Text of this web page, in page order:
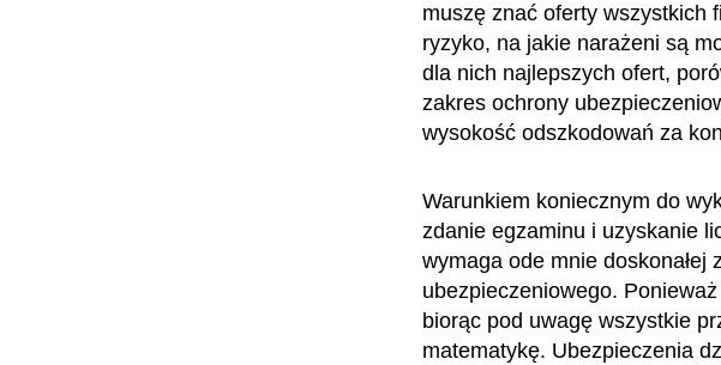
muszę znać oferty wszystkich
ryzyko, na jakie narażeni są
dla nich najlepszych ofert,
zakres ochrony
wysokość odszkodowań za
Warunkiem koniecznym do
zdanie egzaminu i uzyskanie
wymaga ode mnie
ubezpieczeniowego.
biorąc pod uwagę wszystkie
matematykę. Ubezpieczenia